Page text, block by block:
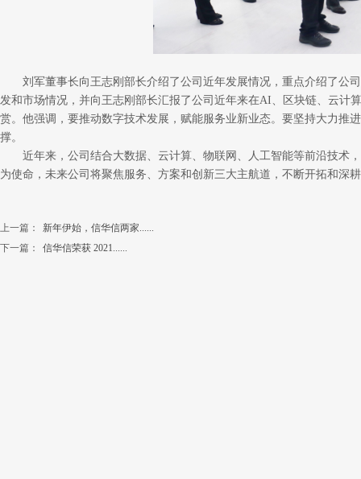
刘军董事长向王志刚部长介绍了公司近年发展情况，重点介绍了公
发和市场情况，并向王志刚部长汇报了公司近年来在AI、区块链、云计
赏。他强调，要推动数字技术发展，赋能服务业新业态。要坚持大力推
撑。
近年来，公司结合大数据、云计算、物联网、人工智能等前沿技术
为使命，未来公司将聚焦服务、方案和创新三大主航道，不断开拓和深
上一篇：
新年伊始，信华信两家......
下一篇：
信华信荣获 2021......